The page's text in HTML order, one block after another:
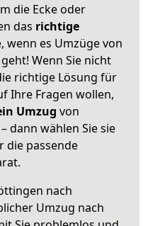
die Ecke oder
das richtige
wenn es Umzüge von
Wenn Sie nicht
richtige Lösung für
Ihre Fragen wollen,
Umzug von
dann wählen Sie sie
die passende
nach
Umzug nach